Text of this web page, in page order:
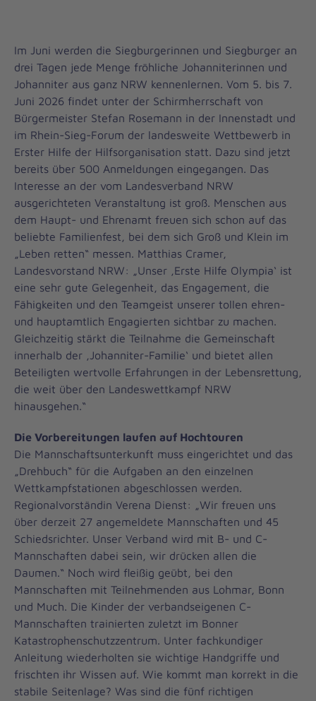
Im Juni werden die Siegburgerinnen und Siegburger an
drei Tagen jede Menge fröhliche Johanniterinnen und
Johanniter aus ganz NRW kennenlernen. Vom 5. bis 7.
Juni 2026 findet unter der Schirmherrschaft von
Bürgermeister Stefan Rosemann in der Innenstadt und
im Rhein-Sieg-Forum der landesweite Wettbewerb in
Erster Hilfe der Hilfsorganisation statt. Dazu sind jetzt
bereits über 500 Anmeldungen eingegangen. Das
Interesse an der vom Landesverband NRW
ausgerichteten Veranstaltung ist groß. Menschen aus
dem Haupt- und Ehrenamt freuen sich schon auf das
beliebte Familienfest, bei dem sich Groß und Klein im
„Leben retten“ messen. Matthias Cramer,
Landesvorstand NRW: „Unser ‚Erste Hilfe Olympia‘ ist
eine sehr gute Gelegenheit, das Engagement, die
Fähigkeiten und den Teamgeist unserer tollen ehren-
und hauptamtlich Engagierten sichtbar zu machen.
Gleichzeitig stärkt die Teilnahme die Gemeinschaft
innerhalb der ‚Johanniter-Familie‘ und bietet allen
Beteiligten wertvolle Erfahrungen in der Lebensrettung,
die weit über den Landeswettkampf NRW
hinausgehen.“
Die Vorbereitungen laufen auf Hochtouren
Die Mannschaftsunterkunft muss eingerichtet und das
„Drehbuch“ für die Aufgaben an den einzelnen
Wettkampfstationen abgeschlossen werden.
Regionalvorständin Verena Dienst: „Wir freuen uns
über derzeit 27 angemeldete Mannschaften und 45
Schiedsrichter. Unser Verband wird mit B- und C-
Mannschaften dabei sein, wir drücken allen die
Daumen.“ Noch wird fleißig geübt, bei den
Mannschaften mit Teilnehmenden aus Lohmar, Bonn
und Much. Die Kinder der verbandseigenen C-
Mannschaften trainierten zuletzt im Bonner
Katastrophenschutzzentrum. Unter fachkundiger
Anleitung wiederholten sie wichtige Handgriffe und
frischten ihr Wissen auf. Wie kommt man korrekt in die
stabile Seitenlage? Was sind die fünf richtigen